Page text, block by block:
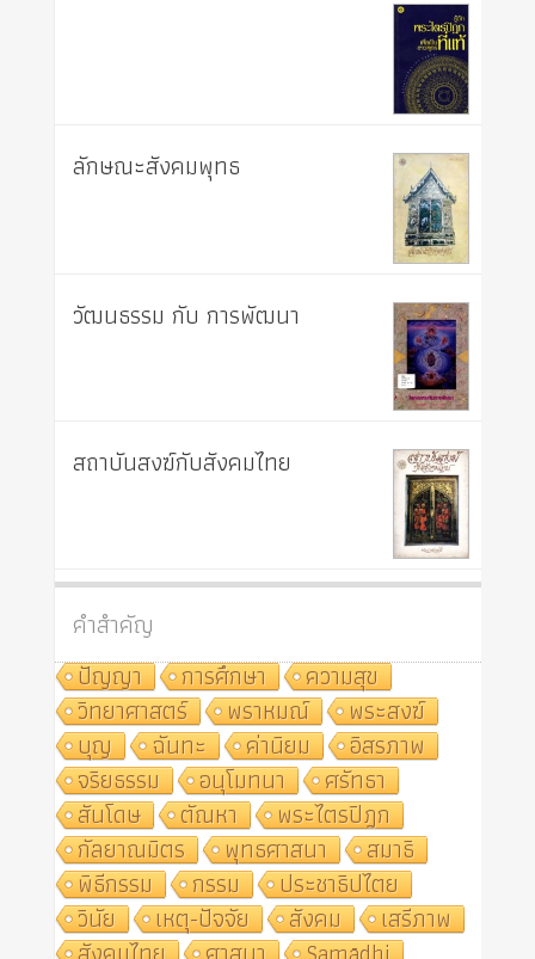
ลักษณะสังคมพุทธ
วัฒนธรรม กับ การพัฒนา
สถาบันสงฆ์กับสังคมไทย
คำสำคัญ
ปัญญา
การศึกษา
ความสุข
วิทยาศาสตร์
พราหมณ์
พระสงฆ์
บุญ
ฉันทะ ค่านิยม
อิสรภาพ
จริยธรรม
อนุโมทนา
ศรัทธา
สันโดษ
ตัณหา
พระไตรปิฎก
กัลยาณมิตร
พุทธศาสนา
สมาธิ
พิธีกรรม
กรรม
ประชาธิปไตย
วินัย
เหตุ-ปัจจัย สังคม
เสรีภาพ